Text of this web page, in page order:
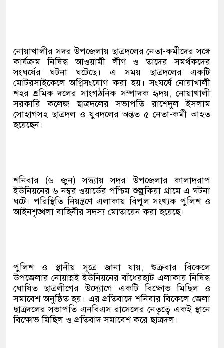
নোয়াখালীর সদর উপজেলায় ছাত্রদলের নেতা-কর্মীদের সঙ্গে
কার্যক্রম নিষিদ্ধ আওয়ামী লীগ ও তাদের সমর্থকদের
সংঘর্ষের ঘটনা ঘটেছে। এ সময় ছাত্রদলের একটি
মোটরসাইকেলে অগ্নিসংযোগ করা হয়। সংঘর্ষে নোয়াখালী
শহর শ্রমিক দলের সাংগঠনিক সম্পাদক হৃদয়, নোয়াখালী
সরকারি কলেজ ছাত্রদলের সভাপতি রাশেদুল ইসলাম
সোহাগসহ ছাত্রদল ও যুবদলের অন্তত ৫ নেতা-কর্মী আহত
হয়েছেন।
শনিবার (৬ জুন) সন্ধ্যায় সদর উপজেলার কালাদরাপ
ইউনিয়নের ৬ নম্বর ওয়ার্ডের পশ্চিম শুল্লুকিয়া গ্রামে এ ঘটনা
ঘটে। পরিস্থিতি নিয়ন্ত্রণে এলাকায় বিপুল সংখ্যক পুলিশ ও
আইনশৃঙ্খলা বাহিনীর সদস্য মোতায়েন করা হয়েছে।
পুলিশ ও স্থানীয় সূত্রে জানা যায়, শুক্রবার বিকেলে
উপজেলার নোয়ান্নই ইউনিয়নের বাঁধেরহাট এলাকায় নিষিদ্ধ
ঘোষিত ছাত্রলীগের উদ্যোগে একটি বিক্ষোভ মিছিল ও
সমাবেশ অনুষ্ঠিত হয়। এর প্রতিবাদে শনিবার বিকেলে জেলা
ছাত্রদলের সভাপতি এনবিএস রাসেলের নেতৃত্বে একই স্থানে
বিক্ষোভ মিছিল ও প্রতিবাদ সমাবেশ করে ছাত্রদল।